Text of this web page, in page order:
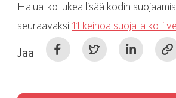
Haluatko lukea lisää kodin
seuraavaksi11 keinoa suojata koti
Jaa